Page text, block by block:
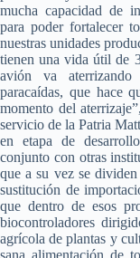
mucha capacidad de
para poder fortalecer
nuestras unidades
tienen una vida útil de
avión va aterrizando
paracaídas, que hace
momento del
servicio de la Patria
en etapa de
conjunto con otras
que a su vez se
sustitución de
que dentro de esos
biocontroladores
agrícola de plantas y
sana alimentación de